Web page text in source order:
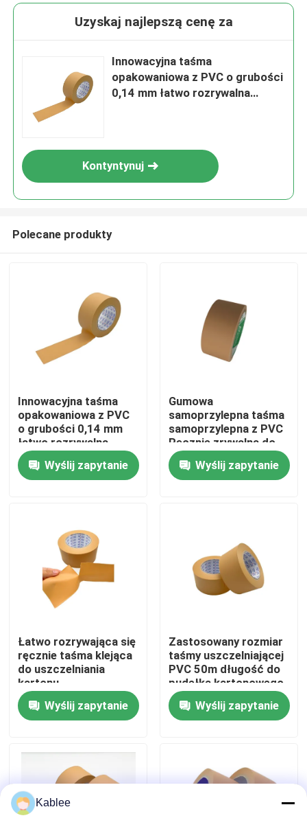
Dom
Produkty
Pokaz VR
O nas
Wycieczka po fabryce
Kontrola jakości
Skontaktuj się z nami
Poprosić o wycenę
Taśma do wiązek przewodów samochodowych
Uzyskaj najlepszą cenę za
Innowacyjna taśma
opakowaniowa z PVC o grubości
0,14 mm łatwo rozrywalna
Kontyntynuj
Polecane produkty
Innowacyjna taśma
opakowaniowa z PVC
o grubości 0,14 mm
łatwo rozrywalna
szerokość 60 mm
Wyślij zapytanie
Gumowa
samoprzylepna taśma
samoprzylepna z PVC
Ręcznie zrywalna do
pakowania
Wyślij zapytanie
Łatwo rozrywająca się
ręcznie taśma klejąca
do uszczelniania
kartonu
Wyślij zapytanie
Zastosowany rozmiar
taśmy uszczelniającej
PVC 50m długość do
pudełka kartonowego
Wyślij zapytanie
Kablee